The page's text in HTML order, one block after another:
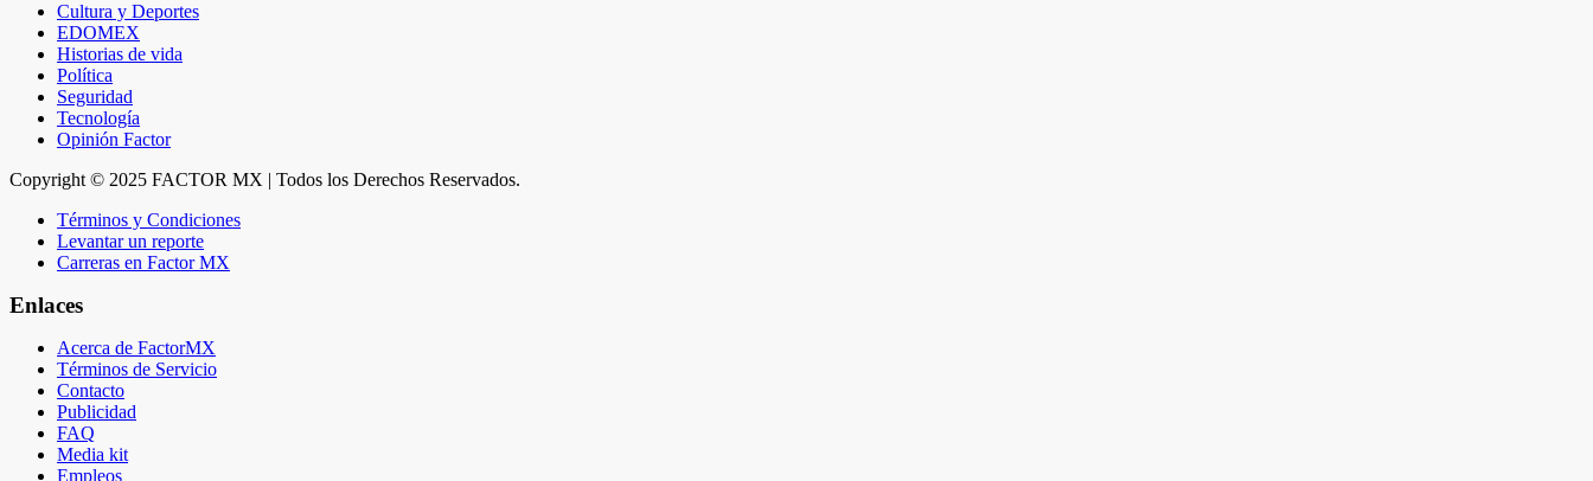
Cultura y Deportes
EDOMEX
Historias de vida
Política
Seguridad
Tecnología
Opinión Factor
Copyright © 2025 FACTOR MX | Todos los Derechos Reservados.
Términos y Condiciones
Levantar un reporte
Carreras en Factor MX
Enlaces
Acerca de FactorMX
Términos de Servicio
Contacto
Publicidad
FAQ
Media kit
Empleos